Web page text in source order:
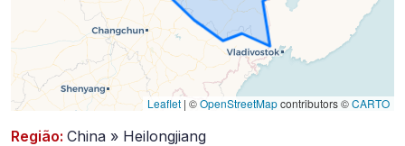
Leaflet | ©OpenStreetMapcontributors ©CARTO
Região: China » Heilongjiang